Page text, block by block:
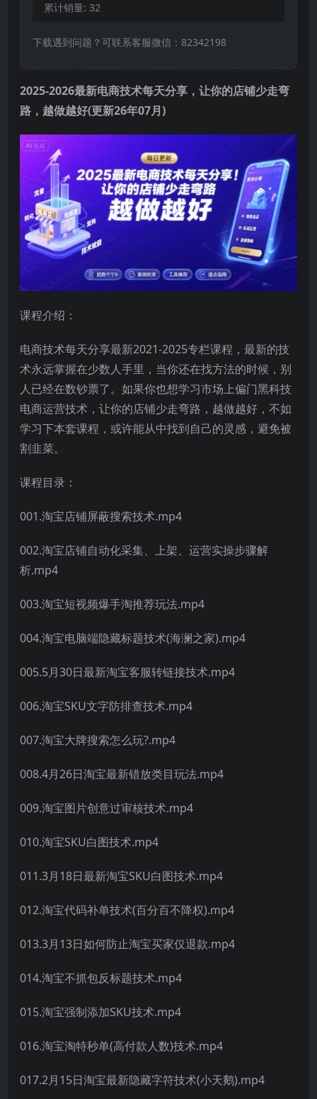
累计销量: 32
下载遇到问题？可联系客服微信：82342198
2025-2026最新电商技术每天分享，让你的店铺少走弯
路，越做越好(更新26年07月)
课程介绍：
电商技术每天分享最新2021-2025专栏课程，最新的技
术永远掌握在少数人手里，当你还在找方法的时候，别
人已经在数钞票了。如果你也想学习市场上偏门黑科技
电商运营技术，让你的店铺少走弯路，越做越好，不如
学习下本套课程，或许能从中找到自己的灵感，避免被
割韭菜。
课程目录：
001.淘宝店铺屏蔽搜索技术.mp4
002.淘宝店铺自动化采集、上架、运营实操步骤解
析.mp4
003.淘宝短视频爆手淘推荐玩法.mp4
004.淘宝电脑端隐藏标题技术(海澜之家).mp4
005.5月30日最新淘宝客服转链接技术.mp4
006.淘宝SKU文字防排查技术.mp4
007.淘宝大牌搜索怎么玩?.mp4
008.4月26日淘宝最新错放类目玩法.mp4
009.淘宝图片创意过审核技术.mp4
010.淘宝SKU白图技术.mp4
011.3月18日最新淘宝SKU白图技术.mp4
012.淘宝代码补单技术(百分百不降权).mp4
013.3月13日如何防止淘宝买家仅退款.mp4
014.淘宝不抓包反标题技术.mp4
015.淘宝强制添加SKU技术.mp4
016.淘宝淘特秒单(高付款人数)技术.mp4
017.2月15日淘宝最新隐藏字符技术(小天鹅).mp4